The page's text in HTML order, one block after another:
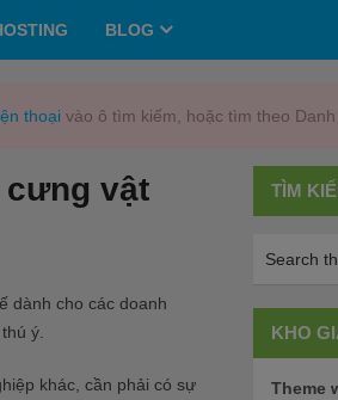
BLOG
thoại vào ô tìm kiếm, hoặc tìm theo Danh
cưng vật
dành cho các doanh
ý.
khác, cần phải có sự
TÌM
KHO
Theme